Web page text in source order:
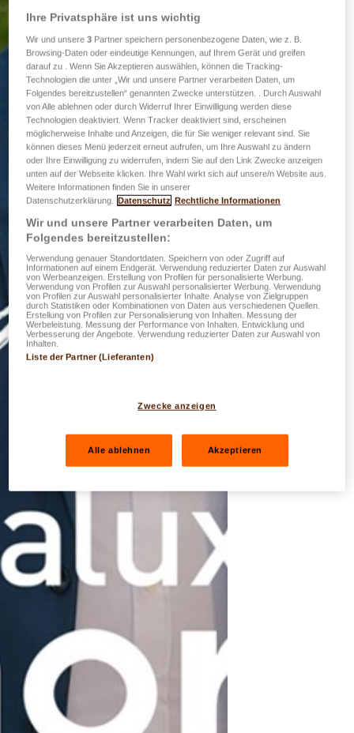
Ihre Privatsphäre ist uns wichtig
Wir und unsere3 Partner speichern personenbezogene Daten, wie z. B.
Browsing-Daten oder eindeutige Kennungen, auf Ihrem Gerät und greifen
darauf zu . Wenn Sie Akzeptieren auswählen, können die Tracking-
Technologien die unter „Wir und unsere Partner verarbeiten Daten, um
Folgendes bereitzustellen“ genannten Zwecke unterstützen. . Durch Auswahl
von Alle ablehnen oder durch Widerruf Ihrer Einwilligung werden diese
Technologien deaktiviert. Wenn Tracker deaktiviert sind, erscheinen
möglicherweise Inhalte und Anzeigen, die für Sie weniger relevant sind. Sie
können dieses Menü jederzeit erneut aufrufen, um Ihre Auswahl zu ändern
oder Ihre Einwilligung zu widerrufen, indem Sie auf den Link Zwecke anzeigen
unten auf der Webseite klicken. Ihre Wahl wirkt sich auf unsere/n Website aus.
Weitere Informationen finden Sie in unserer
Datenschutzerklärung. Datenschutz Rechtliche Informationen
Wir und unsere Partner verarbeiten Daten, um
Folgendes bereitzustellen:
Verwendung genauer Standortdaten. Speichern von oder Zugriff auf
Informationen auf einem Endgerät. Verwendung reduzierter Daten zur Auswahl
von Werbeanzeigen. Erstellung von Profilen für personalisierte Werbung.
Verwendung von Profilen zur Auswahl personalisierter Werbung. Verwendung
von Profilen zur Auswahl personalisierter Inhalte. Analyse von Zielgruppen
durch Statistiken oder Kombinationen von Daten aus verschiedenen Quellen.
Erstellung von Profilen zur Personalisierung von Inhalten. Messung der
Werbeleistung. Messung der Performance von Inhalten. Entwicklung und
Verbesserung der Angebote. Verwendung reduzierter Daten zur Auswahl von
Inhalten.
Liste der Partner (Lieferanten)
Zwecke anzeigen
Alle ablehnen Akzeptieren